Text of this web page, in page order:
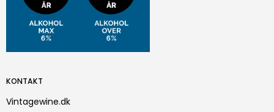
KONTAKT
Vintagewine.dk